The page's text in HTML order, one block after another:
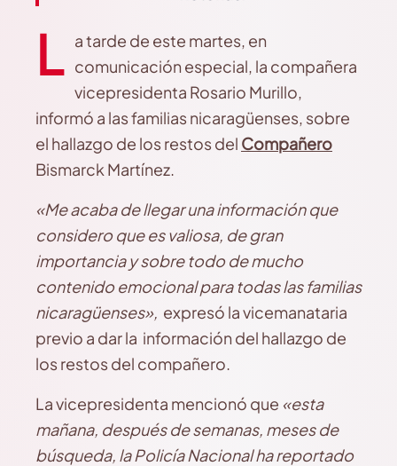
L a tarde de este martes, en
comunicación especial, la compañera
vicepresidenta Rosario Murillo,
informó a las familias nicaragüenses, sobre
el hallazgo de los restos del Compañero
Bismarck Martínez.
«Me acaba de llegar una información que
considero que es valiosa, de gran
importancia y sobre todo de mucho
contenido emocional para todas las familias
nicaragüenses», expresó la vicemanataria
previo a dar la información del hallazgo de
los restos del compañero.
La vicepresidenta mencionó que «esta
mañana, después de semanas, meses de
búsqueda, la Policía Nacional ha reportado